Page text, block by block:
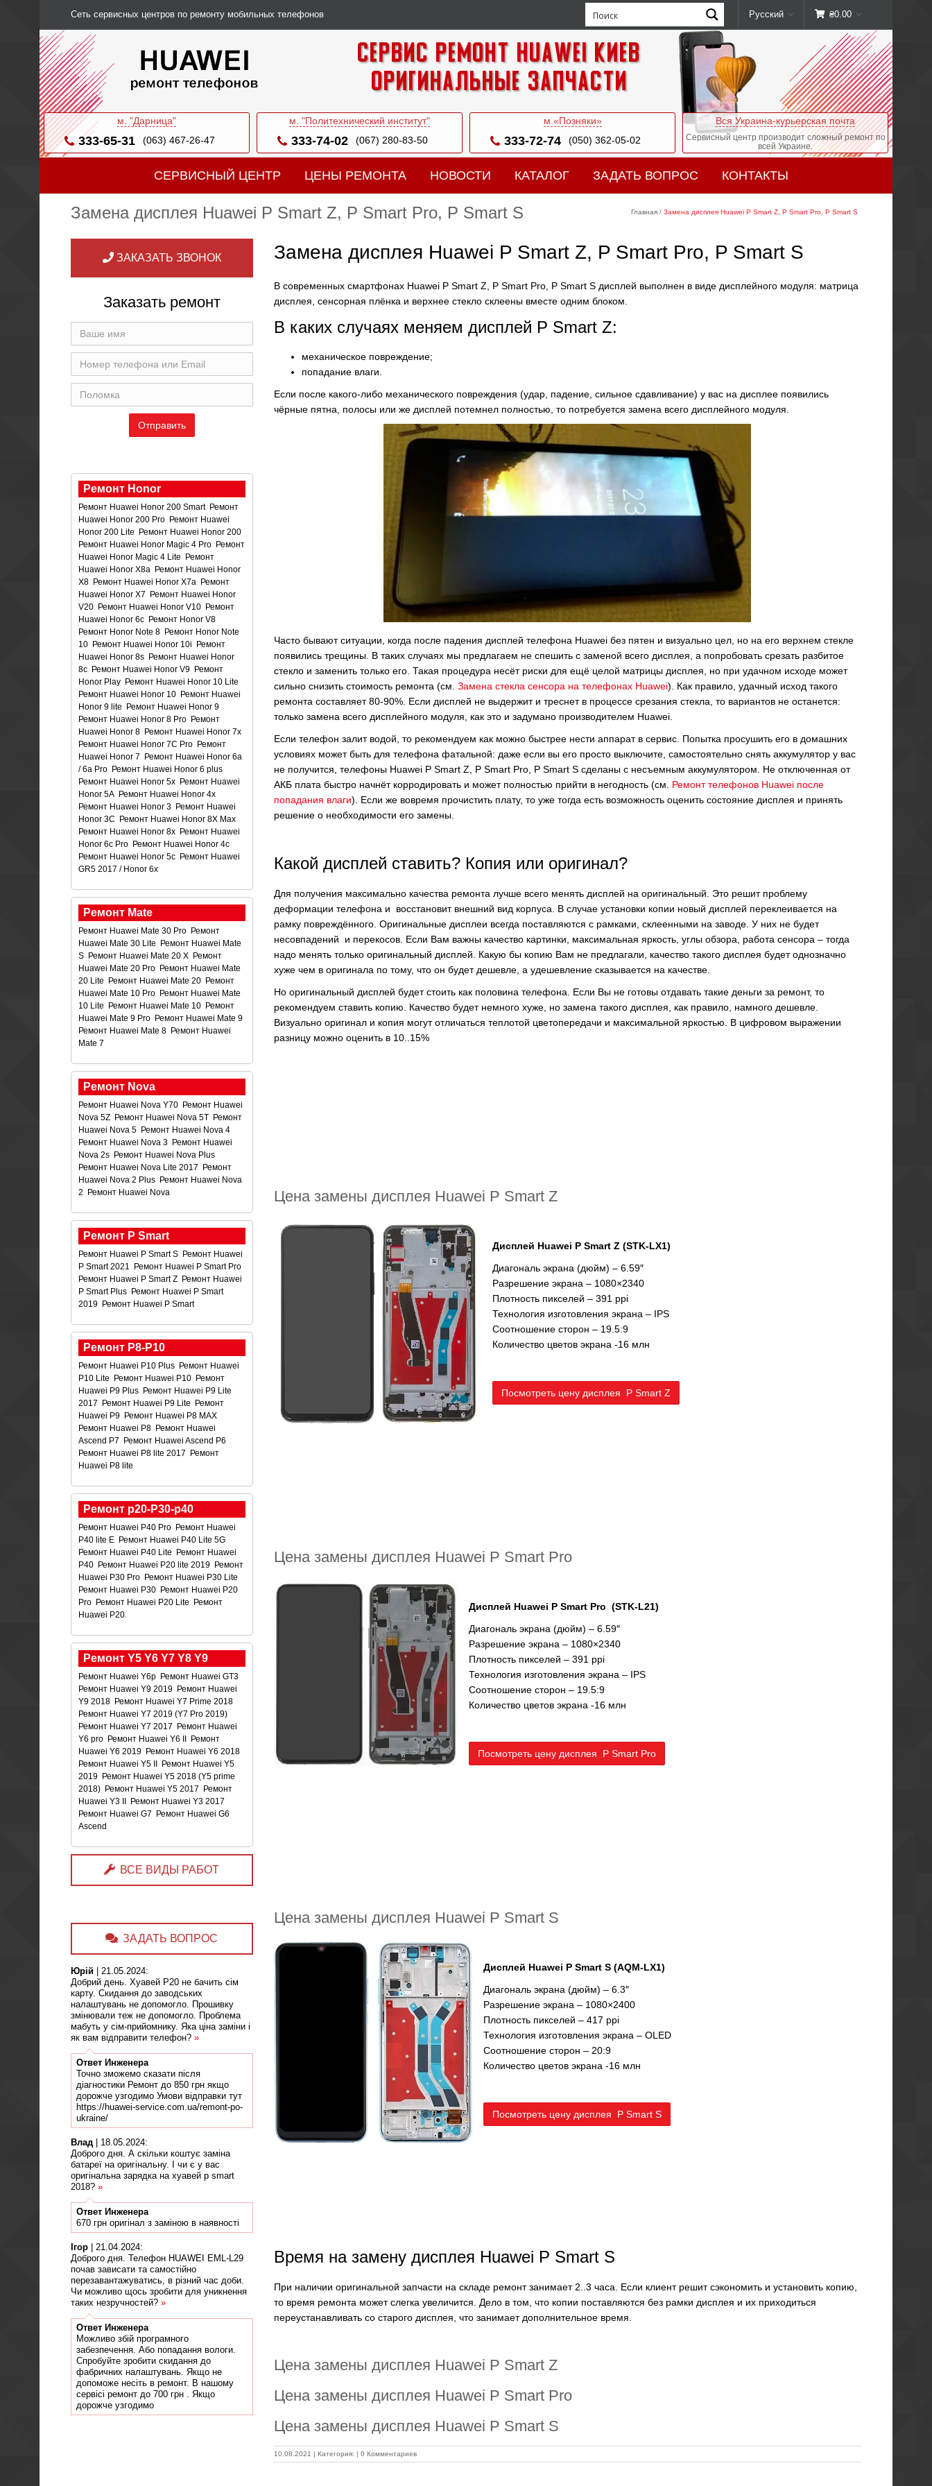
Русский ₴0.00
Сеть сервисных центров по ремонту мобильных телефонов
Сервис ремонт Huawei Киев
Оригинальные запчасти
м. "Дарница"
333-65-31 (063) 467-26-47
м. "Политехнический институт"
333-74-02 (067) 280-83-50
м.«Позняки»
333-72-74 (050) 362-05-02
Вся Украина-курьерская почта
Сервисный центр производит сложный ремонт по
всей Украине.
СЕРВИСНЫЙ ЦЕНТР ЦЕНЫ РЕМОНТА НОВОСТИ КАТАЛОГ ЗАДАТЬ ВОПРОС КОНТАКТЫ
Замена дисплея Huawei P Smart Z, P Smart Pro, P Smart S Главная / Замена дисплея Huawei P Smart Z, P Smart Pro, P Smart S
Замена дисплея Huawei P Smart Z, P Smart Pro, P Smart S
В современных смартфонах Huawei P Smart Z, P Smart Pro, P Smart S дисплей выполнен в виде дисплейного модуля: матрица
дисплея, сенсорная плёнка и верхнее стекло склеены вместе одним блоком.
В каких случаях меняем дисплей P Smart Z:
механическое повреждение;
попадание влаги.
Если после какого-либо механического повреждения (удар, падение, сильное сдавливание) у вас на дисплее появились
чёрные пятна, полосы или же дисплей потемнел полностью, то потребуется замена всего дисплейного модуля.
Часто бывают ситуации, когда после падения дисплей телефона Huawei без пятен и визуально цел, но на его верхнем стекле
появились трещины. В таких случаях мы предлагаем не спешить с заменой всего дисплея, а попробовать срезать разбитое
стекло и заменить только его. Такая процедура несёт риски для ещё целой матрицы дисплея, но при удачном исходе может
сильно снизить стоимость ремонта (см. Замена стекла сенсора на телефонах Huawei). Как правило, удачный исход такого
ремонта составляет 80-90%. Если дисплей не выдержит и треснет в процессе срезания стекла, то вариантов не останется:
только замена всего дисплейного модуля, как это и задумано производителем Huawei.
Если телефон залит водой, то рекомендуем как можно быстрее нести аппарат в сервис. Попытка просушить его в домашних
условиях может быть для телефона фатальной: даже если вы его просто выключите, самостоятельно снять аккумулятор у вас
не получится, телефоны Huawei P Smart Z, P Smart Pro, P Smart S сделаны с несъемным аккумулятором. Не отключенная от
АКБ плата быстро начнёт корродировать и может полностью прийти в негодность (см. Ремонт телефонов Huawei после
попадания влаги). Если же вовремя прочистить плату, то уже тогда есть возможность оценить состояние дисплея и принять
решение о необходимости его замены.
Какой дисплей ставить? Копия или оригинал?
Для получения максимально качества ремонта лучше всего менять дисплей на оригинальный. Это решит проблему
деформации телефона и восстановит внешний вид корпуса. В случае установки копии новый дисплей переклеивается на
рамку повреждённого. Оригинальные дисплеи всегда поставляются с рамками, склеенными на заводе. У них не будет
несовпадений и перекосов. Если Вам важны качество картинки, максимальная яркость, углы обзора, работа сенсора – тогда
надо менять только оригинальный дисплей. Какую бы копию Вам не предлагали, качество такого дисплея будет однозначно
хуже чем в оригинала по тому, что он будет дешевле, а удешевление сказывается на качестве.
Но оригинальный дисплей будет стоить как половина телефона. Если Вы не готовы отдавать такие деньги за ремонт, то
рекомендуем ставить копию. Качество будет немного хуже, но замена такого дисплея, как правило, намного дешевле.
Визуально оригинал и копия могут отличаться теплотой цветопередачи и максимальной яркостью. В цифровом выражении
разницу можно оценить в 10..15%
Цена замены дисплея Huawei P Smart Z
Дисплей Huawei P Smart Z (STK-LX1)
Диагональ экрана (дюйм) – 6.59″
Разрешение экрана – 1080×2340
Плотность пикселей – 391 ppi
Технология изготовления экрана – IPS
Соотношение сторон – 19.5:9
Количество цветов экрана -16 млн
Посмотреть цену дисплея P Smart Z
Цена замены дисплея Huawei P Smart Pro
Дисплей Huawei P Smart Pro (STK-L21)
Диагональ экрана (дюйм) – 6.59″
Разрешение экрана – 1080×2340
Плотность пикселей – 391 ppi
Технология изготовления экрана – IPS
Соотношение сторон – 19.5:9
Количество цветов экрана -16 млн
Посмотреть цену дисплея P Smart Pro
Цена замены дисплея Huawei P Smart S
Дисплей Huawei P Smart S (AQM-LX1)
Диагональ экрана (дюйм) – 6.3″
Разрешение экрана – 1080×2400
Плотность пикселей – 417 ppi
Технология изготовления экрана – OLED
Соотношение сторон – 20:9
Количество цветов экрана -16 млн
Посмотреть цену дисплея P Smart S
Время на замену дисплея Huawei P Smart S
При наличии оригинальной запчасти на складе ремонт занимает 2..3 часа. Если клиент решит сэкономить и установить копию,
то время ремонта может слегка увеличится. Дело в том, что копии поставляются без рамки дисплея и их приходиться
переустанавливать со старого дисплея, что занимает дополнительное время.
Цена замены дисплея Huawei P Smart Z
Цена замены дисплея Huawei P Smart Pro
Цена замены дисплея Huawei P Smart S
10.08.2021 | Категория: | 0 Комментариев
ЗАКАЗАТЬ ЗВОНОК
Заказать ремонт
Ремонт Honor
Ремонт Huawei Honor 200 Smart Ремонт
Huawei Honor 200 Pro Ремонт Huawei
Honor 200 Lite
Ремонт Huawei Honor 200
Ремонт Huawei Honor Magic 4 Pro Ремонт
Huawei Honor Magic 4 Lite
Ремонт
Huawei Honor X8a Ремонт Huawei Honor
X8 Ремонт Huawei Honor X7a Ремонт
Huawei Honor X7
Ремонт Huawei Honor
V20 Ремонт Huawei Honor V10 Ремонт
Huawei Honor 6c Ремонт Honor V8
Ремонт Honor Note 8 Ремонт Honor Note
10 Ремонт Huawei Honor 10i
Ремонт
Huawei Honor 8s Ремонт Huawei Honor
8c Ремонт Huawei Honor V9 Ремонт
Honor Play Ремонт Huawei Honor 10 Lite
Ремонт Huawei Honor 10 Ремонт Huawei
Honor 9 lite
Ремонт Huawei Honor 9
Ремонт Huawei Honor 8 Pro Ремонт
Huawei Honor 8 Ремонт Huawei Honor 7x
Ремонт Huawei Honor 7C Pro Ремонт
Huawei Honor 7
Ремонт Huawei Honor 6a
/ 6a Pro Ремонт Huawei Honor 6 plus
Ремонт Huawei Honor 5x Ремонт Huawei
Honor 5A Ремонт Huawei Honor 4x
Ремонт Huawei Honor 3 Ремонт Huawei
Honor 3C
Ремонт Huawei Honor 8X Max
Ремонт Huawei Honor 8x Ремонт Huawei
Honor 6c Pro Ремонт Huawei Honor 4c
Ремонт Huawei Honor 5c Ремонт Huawei
GR5 2017 / Honor 6x
Ремонт Mate
Ремонт Huawei Mate 30 Pro Ремонт
Huawei Mate 30 Lite
Ремонт Huawei Mate
S Ремонт Huawei Mate 20 X Ремонт
Huawei Mate 20 Pro Ремонт Huawei Mate
20 Lite
Ремонт Huawei Mate 20 Ремонт
Huawei Mate 10 Pro Ремонт Huawei Mate
10 Lite
Ремонт Huawei Mate 10 Ремонт
Huawei Mate 9 Pro Ремонт Huawei Mate 9
Ремонт Huawei Mate 8 Ремонт Huawei
Mate 7
Ремонт Nova
Ремонт Huawei Nova Y70 Ремонт Huawei
Nova 5Z Ремонт Huawei Nova 5T Ремонт
Huawei Nova 5 Ремонт Huawei Nova 4
Ремонт Huawei Nova 3 Ремонт Huawei
Nova 2s Ремонт Huawei Nova Plus
Ремонт Huawei Nova Lite 2017
Ремонт
Huawei Nova 2 Plus Ремонт Huawei Nova
2
Ремонт Huawei Nova
Ремонт P Smart
Ремонт Huawei P Smart S Ремонт Huawei
P Smart 2021
Ремонт Huawei P Smart Pro
Ремонт Huawei P Smart Z Ремонт Huawei
P Smart Plus Ремонт Huawei P Smart
2019 Ремонт Huawei P Smart
Ремонт P8-P10
Ремонт Huawei P10 Plus Ремонт Huawei
P10 Lite
Ремонт Huawei P10 Ремонт
Huawei P9 Plus Ремонт Huawei P9 Lite
2017
Ремонт Huawei P9 Lite
Ремонт
Huawei P9 Ремонт Huawei P8 MAX
Ремонт Huawei P8 Ремонт Huawei
Ascend P7
Ремонт Huawei Ascend P6
Ремонт Huawei P8 lite 2017
Ремонт
Huawei P8 lite
Ремонт p20-P30-p40
Ремонт Huawei P40 Pro Ремонт Huawei
P40 lite E Ремонт Huawei P40 Lite 5G
Ремонт Huawei P40 Lite
Ремонт Huawei
P40 Ремонт Huawei P20 lite 2019 Ремонт
Huawei P30 Pro Ремонт Huawei P30 Lite
Ремонт Huawei P30 Ремонт Huawei P20
Pro Ремонт Huawei P20 Lite
Ремонт
Huawei P20
Ремонт Y5 Y6 Y7 Y8 Y9
Ремонт Huawei Y6p Ремонт Huawei GT3
Ремонт Huawei Y9 2019 Ремонт Huawei
Y9 2018 Ремонт Huawei Y7 Prime 2018
Ремонт Huawei Y7 2019 (Y7 Pro 2019)
Ремонт Huawei Y7 2017
Ремонт Huawei
Y6 pro Ремонт Huawei Y6 II
Ремонт
Huawei Y6 2019 Ремонт Huawei Y6 2018
Ремонт Huawei Y5 II
Ремонт Huawei Y5
2019 Ремонт Huawei Y5 2018 (Y5 prime
2018) Ремонт Huawei Y5 2017
Ремонт
Huawei Y3 II
Ремонт Huawei Y3 2017
Ремонт Huawei G7
Ремонт Huawei G6
Ascend
ВСЕ ВИДЫ РАБОТ
Юрій 21.05.2024:
Добрий день. Хуавей Р20 не бачить сім
карту. Скидання до заводських
налаштувань не допомогло. Прошивку
змінювали теж не допомогло. Проблема
мабуть у сім-прийомнику. Яка ціна заміни і
як вам відправити телефон? »
Ответ Инженера
Точно зможемо сказати після
діагностики Ремонт до 850 грн якщо
дорожче узгодимо Умови відправки тут
https://huawei-service.com.ua/remont-po-
ukraine/
Влад 18.05.2024:
Доброго дня. А скільки коштує заміна
батареї на оригінальну. І чи є у вас
оригінальна зарядка на хуавей p smart
2018? »
Ответ Инженера
670 грн оригінал з заміною в наявності
Ігор 21.04.2024:
Доброго дня. Телефон HUAWEI EML-L29
почав зависати та самостійно
перезавантажуватись, в різний час доби.
Чи можливо щось зробити для уникнення
таких незручностей? »
Ответ Инженера
Можливо збій програмного
забезпечення. Або попадання вологи.
Спробуйте зробити скидання до
фабричних налаштувань. Якщо не
допоможе несіть в ремонт. В нашому
сервісі ремонт до 700 грн . Якщо
дорожче узгодимо
ЗАДАТЬ ВОПРОС